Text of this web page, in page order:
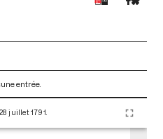
entrée.
juillet 1791.